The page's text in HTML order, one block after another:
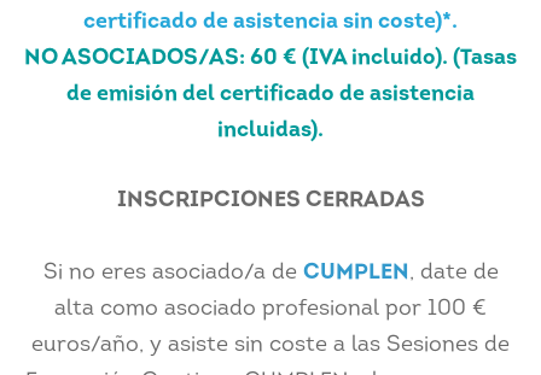
certificado de asistencia sin coste)*.
NO ASOCIADOS/AS: 60 € (IVA incluido). (Tasas
de emisión del certificado de asistencia
incluidas).
INSCRIPCIONES CERRADAS
Si no eres asociado/a de CUMPLEN, date de
alta como asociado profesional por 100 €
euros/año, y asiste sin coste a las Sesiones de